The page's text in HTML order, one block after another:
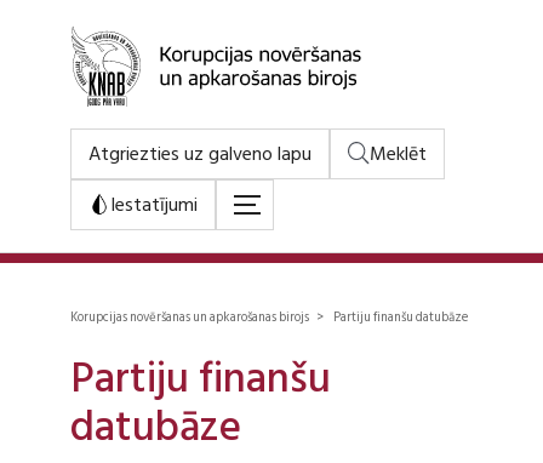
Atgriezties uz galveno lapu
Meklēt
Iestatījumi
Korupcijas novēršanas un apkarošanas birojs > Partiju finanšu datubāze
Partiju finanšu
datubāze